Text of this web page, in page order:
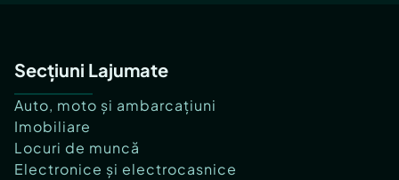
Secțiuni Lajumate
Auto, moto și ambarcațiuni
Imobiliare
Locuri de muncă
Electronice și electrocasnice